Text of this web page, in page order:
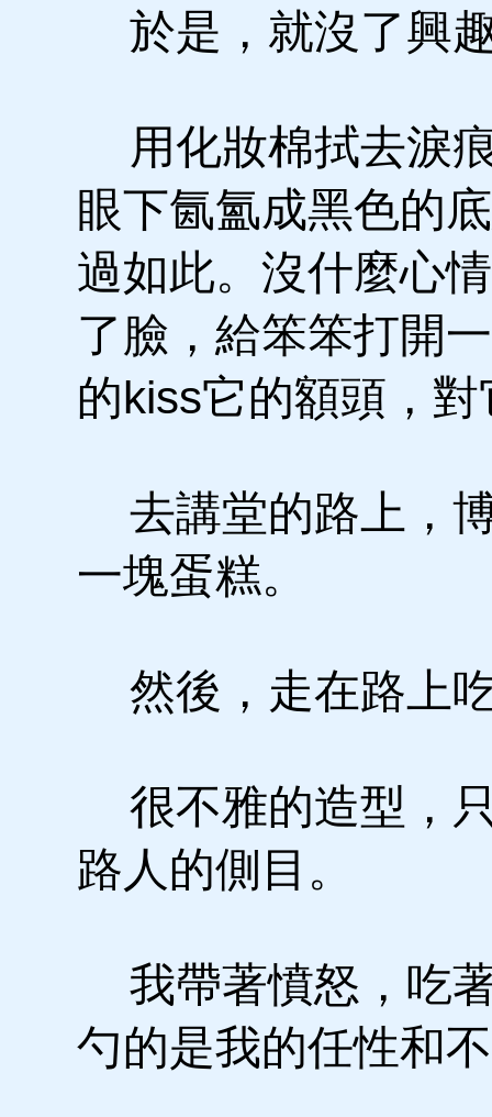
於是，就沒了興
用化妝棉拭去淚
眼下氤氳成黑色的
過如此。沒什麼心
了臉，給笨笨打開
的kiss它的額頭，
去講堂的路上，
一塊蛋糕。
然後，走在路上
很不雅的造型，
路人的側目。
我帶著憤怒，吃
勺的是我的任性和